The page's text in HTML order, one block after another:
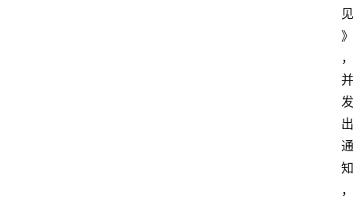
见
》
，
并
发
出
通
知
，